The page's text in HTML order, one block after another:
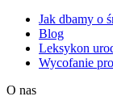
Jak dbamy o
Blog
Leksykon
Wycofanie
O nas